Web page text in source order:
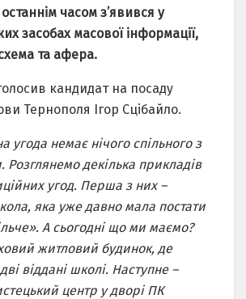
часом з’явився у
засобах масової інформації,
та афера.
кандидат на посаду
Тернополя Ігор Сцібайло.
угода немає нічого спільного з
Розглянемо декілька прикладів
угод. Перша з них –
яка уже давно мала постати
А сьогодні що ми маємо?
житловий будинок, де
віддані школі. Наступне –
центр у дворі ПК